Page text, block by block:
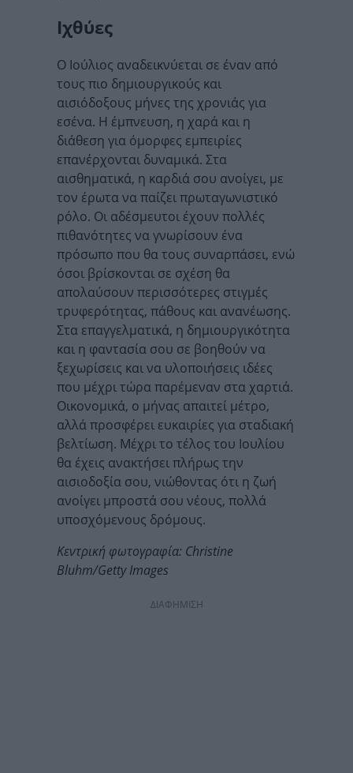
Ιχθύες
Ο Ιούλιος αναδεικνύεται σε έναν από
τους πιο δημιουργικούς και
αισιόδοξους μήνες της χρονιάς για
εσένα. Η έμπνευση, η χαρά και η
διάθεση για όμορφες εμπειρίες
επανέρχονται δυναμικά. Στα
αισθηματικά, η καρδιά σου ανοίγει, με
τον έρωτα να παίζει πρωταγωνιστικό
ρόλο. Οι αδέσμευτοι έχουν πολλές
πιθανότητες να γνωρίσουν ένα
πρόσωπο που θα τους συναρπάσει, ενώ
όσοι βρίσκονται σε σχέση θα
απολαύσουν περισσότερες στιγμές
τρυφερότητας, πάθους και ανανέωσης.
Στα επαγγελματικά, η δημιουργικότητα
και η φαντασία σου σε βοηθούν να
ξεχωρίσεις και να υλοποιήσεις ιδέες
που μέχρι τώρα παρέμεναν στα χαρτιά.
Οικονομικά, ο μήνας απαιτεί μέτρο,
αλλά προσφέρει ευκαιρίες για σταδιακή
βελτίωση. Μέχρι το τέλος του Ιουλίου
θα έχεις ανακτήσει πλήρως την
αισιοδοξία σου, νιώθοντας ότι η ζωή
ανοίγει μπροστά σου νέους, πολλά
υποσχόμενους δρόμους.
Κεντρική φωτογραφία: Christine
Bluhm/Getty Images
ΔΙΑΦΗΜΙΣΗ